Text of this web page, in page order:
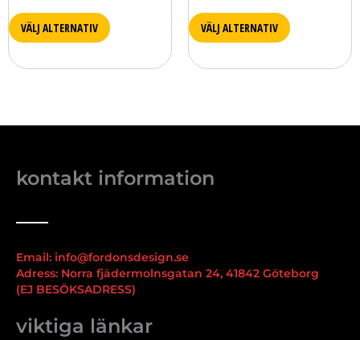
VÄLJ ALTERNATIV VÄLJ ALTERNATIV
kontakt information
Email: info@fordonsdesign.se
Adress: Norra fjädermolnsgatan 24, 41842 Göteborg
(EJ BESÖKSADRESS)
viktiga länkar